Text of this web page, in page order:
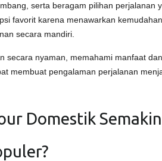
serta beragam pilihan perjalanan
favorit karena menawarkan
secara mandiri.
secara nyaman, memahami manfaat
membuat pengalaman perjalanan
Domestik Semakin